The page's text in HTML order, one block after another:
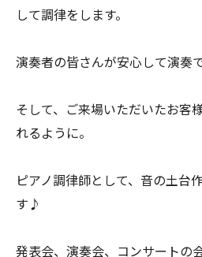
して調律をします。
演奏者の皆さんが安心して演奏
そして、ご来場いただいたお客
れるように。
ピアノ調律師として、音の土台
す♪
発表会、演奏会、コンサートの